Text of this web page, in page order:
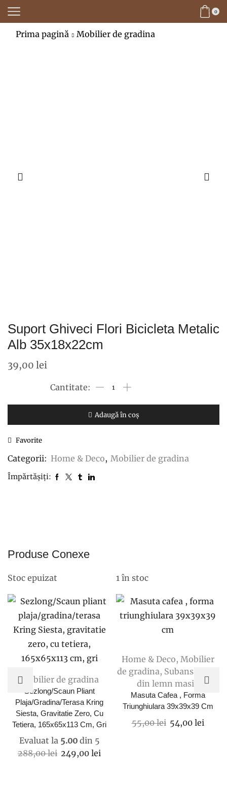
0
Prima pagină Mobilier de gradina
Suport Ghiveci Flori Bicicleta Metalic
Alb 35x18x22cm
39,00 lei
Cantitate
Ghiveci
Flori
Metalic
Adaugă în coș
Favorite
Categorii: Home & Deco, Mobilier de gradina
Împărtășiți:
Produse Conexe
Stoc epuizat
Mobilier de gradina
Sezlong/Scaun Pliant
Plaja/gradina/terasa Kring
Siesta, Gravitatie Zero, Cu
Tetiera, 165x65x113 Cm, Gri
Evaluat la 5.00din 5
288,00lei Prețul
249,00 lei
1 în stoc
Home & Deco, Mobilier
de gradina, Subansamble
din lemn masiv
Masuta Cafea , Forma
Triunghiulara 39x39x39 Cm
55,00lei Prețul
54,00 lei